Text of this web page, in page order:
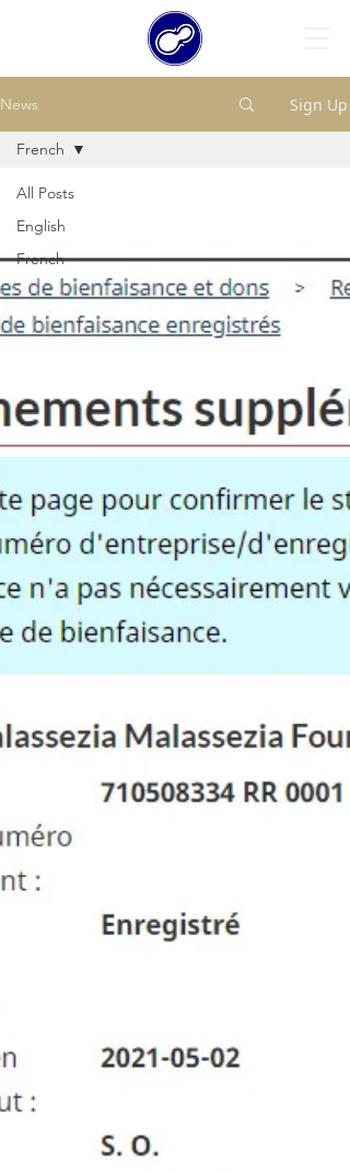
News Sign Up
All Posts
English
French
French